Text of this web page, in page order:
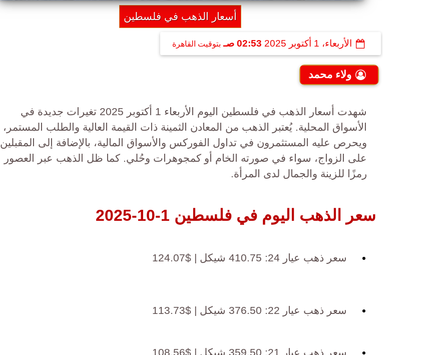
أسعار الذهب في فلسطين
الأربعاء، 1 أكتوبر 2025 02:53 صـ بتوقيت القاهرة
ولاء محمد
شهدت أسعار الذهب في فلسطين اليوم الأربعاء 1 أكتوبر 2025 تغيرات جديدة في
الأسواق المحلية. يُعتبر الذهب من المعادن الثمينة ذات القيمة العالية والطلب المستمر،
ويحرص عليه المستثمرون في تداول الفوركس والأسواق المالية، بالإضافة إلى المقبلين
على الزواج، سواء في صورته الخام أو كمجوهرات وحُلي. كما ظل الذهب عبر العصور
رمزًا للزينة والجمال لدى المرأة.
سعر الذهب اليوم في فلسطين 1-10-2025
سعر ذهب عيار 24: 410.75 شيكل | $124.07
سعر ذهب عيار 22: 376.50 شيكل | $113.73
سعر ذهب عيار 21: 359.50 شيكل | $108.56